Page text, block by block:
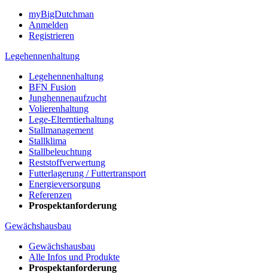
myBigDutchman
Anmelden
Registrieren
Legehennenhaltung
Legehennenhaltung
BFN Fusion
Junghennenaufzucht
Volierenhaltung
Lege-Elterntierhaltung
Stallmanagement
Stallklima
Stallbeleuchtung
Reststoffverwertung
Futterlagerung / Futtertransport
Energieversorgung
Referenzen
Prospektanforderung
Gewächshausbau
Gewächshausbau
Alle Infos und Produkte
Prospektanforderung